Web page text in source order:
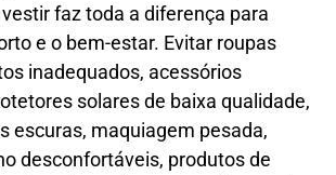
faz toda a diferença para
e o bem-estar. Evitar roupas
inadequados, acessórios
solares de baixa qualidade,
escuras, maquiagem pesada,
desconfortáveis, produtos de